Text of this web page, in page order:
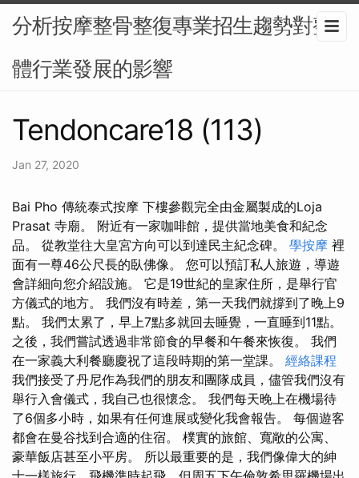
分析按摩整骨整復專業招生趨勢對整
體行業發展的影響
Tendoncare18 (113)
Jan 27, 2020
Bai Pho 傳統泰式按摩 下樓參觀完全由金屬製成的Loja
Prasat 寺廟。 附近有一家咖啡館，提供當地美食和紀念
品。 從教堂往大皇宮方向可以到達民主紀念碑。 學按摩 裡
面有一尊46公尺長的臥佛像。 您可以預訂私人旅遊，導遊
會詳細向您介紹設施。 它是19世紀的皇家住所，是舉行官
方儀式的地方。 我們沒有時差，第一天我們就撐到了晚上9
點。 我們太累了，早上7點多就回去睡覺，一直睡到11點。
之後，我們嘗試透過非常節食的早餐和午餐來恢復。 我們
在一家義大利餐廳慶祝了這段時期的第一堂課。 經絡課程
我們接受了丹尼作為我們的朋友和團隊成員，儘管我們沒有
舉行入會儀式，我自己也很懷念。 我們每天晚上在機場待
了6個多小時，如果有任何進展或變化我會報告。 每個遊客
都會在曼谷找到合適的住宿。 樸實的旅館、寬敞的公寓、
豪華飯店甚至小平房。 所以最重要的是，我們像偉大的紳